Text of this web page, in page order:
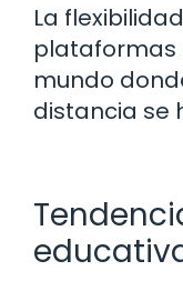
La
plataformas
mundo
distancia se